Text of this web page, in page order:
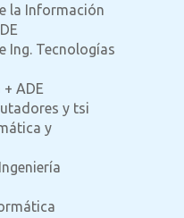
la Información
Ing. Tecnologías
ADE
y tsi
y